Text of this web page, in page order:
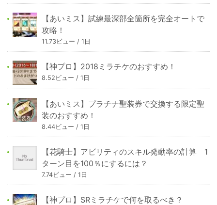
【あいミス】試練最深部全箇所を完全オートで
攻略！
11.73ビュー / 1日
【神プロ】2018ミラチケのおすすめ！
8.52ビュー / 1日
【あいミス】プラチナ聖装券で交換する限定聖
装のおすすめ！
8.44ビュー / 1日
【花騎士】アビリティのスキル発動率の計算 1
ターン目を100％にするには？
7.74ビュー / 1日
【神プロ】SRミラチケで何を取るべき？